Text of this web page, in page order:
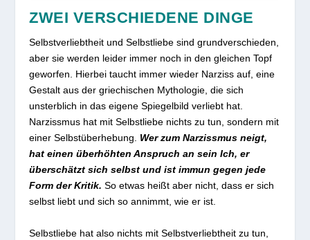
ZWEI VERSCHIEDENE DINGE
Selbstverliebtheit und Selbstliebe sind grundverschieden,
aber sie werden leider immer noch in den gleichen Topf
geworfen. Hierbei taucht immer wieder Narziss auf, eine
Gestalt aus der griechischen Mythologie, die sich
unsterblich in das eigene Spiegelbild verliebt hat.
Narzissmus hat mit Selbstliebe nichts zu tun, sondern mit
einer Selbstüberhebung. Wer zum Narzissmus neigt,
hat einen überhöhten Anspruch an sein Ich, er
überschätzt sich selbst und ist immun gegen jede
Form der Kritik. So etwas heißt aber nicht, dass er sich
selbst liebt und sich so annimmt, wie er ist.
Selbstliebe hat also nichts mit Selbstverliebtheit zu tun,